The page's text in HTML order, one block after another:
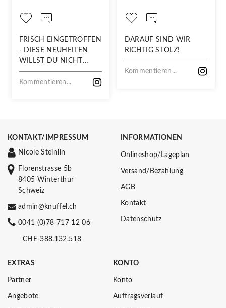
FRISCH EINGETROFFEN
- DIESE NEUHEITEN
WILLST DU NICHT
VERPASSEN!
Kommentieren...
DARAUF SIND WIR
RICHTIG STOLZ!
Kommentieren...
KONTAKT/IMPRESSUM
Nicole Steinlin
Florenstrasse 5b
8405 Winterthur
Schweiz
admin@knuffel.ch
0041 (0)78 717 12 06
CHE-388.132.518
INFORMATIONEN
Onlineshop/Lageplan
Versand/Bezahlung
AGB
Kontakt
Datenschutz
EXTRAS
Partner
Angebote
KONTO
Konto
Auftragsverlauf